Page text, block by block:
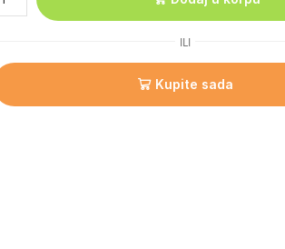
ILI
Kupite sada